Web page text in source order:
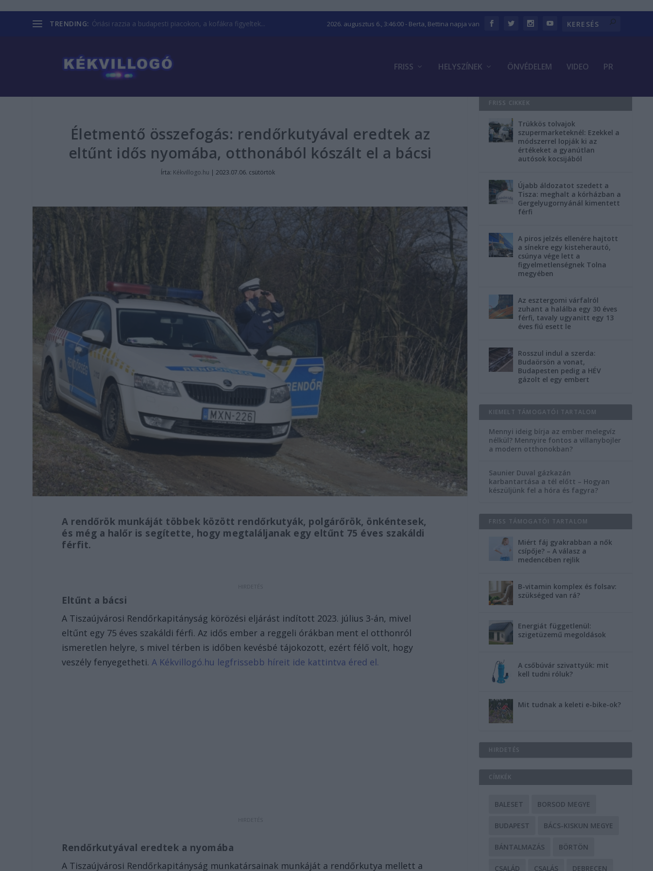
TRENDING: Óriási razzia a budapesti piacokon, a kofákra figyeltek... 2026. augusztus 6., 3:46:01- Berta, Bettina napja van
FRISS HELYSZÍNEK ÖNVÉDELEM VIDEO PR
Életmentő összefogás: rendőrkutyával eredtek az
eltűnt idős nyomába, otthonából kószált el a bácsi
Írta: Kékvillogo.hu | 2023.07.06. csütörtök
A rendőrök munkáját többek között rendőrkutyák, polgárőrök, önkéntesek,
és még a halőr is segítette, hogy megtaláljanak egy eltűnt 75 éves szakáldi
férfit.
Eltűnt a bácsi
A Tiszaújvárosi Rendőrkapitányság körözési eljárást indított 2023. július 3-án, mivel
eltűnt egy 75 éves szakáldi férfi. Az idős ember a reggeli órákban ment el otthonról
ismeretlen helyre, s mivel térben is időben kevésbé tájokozott, ezért félő volt, hogy
veszély fenyegetheti. A Kékvillogó.hu legfrissebb híreit ide kattintva éred el.
Rendőrkutyával eredtek a nyomába
A Tiszaújvárosi Rendőrkapitányság munkatársainak munkáját a rendőrkutya mellett a
FRISS CIKKEK
Trükkös tolvajok
szupermarketeknél: Ezekkel a
módszerrel lopják ki az
értékeket a gyanútlan
autósok kocsijából
Újabb áldozatot szedett a
Tisza: meghalt a kórházban a
Gergelyugornyánál kimentett
férfi
A piros jelzés ellenére hajtott
a sínekre egy kisteherautó,
csúnya vége lett a
figyelmetlenségnek Tolna
megyében
Az esztergomi várfalról
zuhant a halálba egy 30 éves
férfi, tavaly ugyanitt egy 13
éves fiú esett le
Rosszul indul a szerda:
Budaörsön a vonat,
Budapesten pedig a HÉV
gázolt el egy embert
KIEMELT TÁMOGATÓI TARTALOM
Mennyi ideig bírja az ember melegvíz
nélkül? Mennyire fontos a villanybojler
a modern otthonokban?
Saunier Duval gázkazán
karbantartása a tél előtt – Hogyan
készüljünk fel a hóra és fagyra?
FRISS TÁMOGATÓI TARTALOM
Miért fáj gyakrabban a nők
csípője? – A válasz a
medencében rejlik
B-vitamin komplex és folsav:
szükséged van rá?
Energiát függetlenül:
szigetüzemű megoldások
A csőbúvár szivattyúk: mit
kell tudni róluk?
Mit tudnak a keleti e-bike-ok?
HIRDETÉS
CÍMKÉK
BALESET BORSOD MEGYE
BUDAPEST BÁCS-KISKUN MEGYE
BÁNTALMAZÁS BÖRTÖN
CSALÁD CSALÁS DEBRECEN